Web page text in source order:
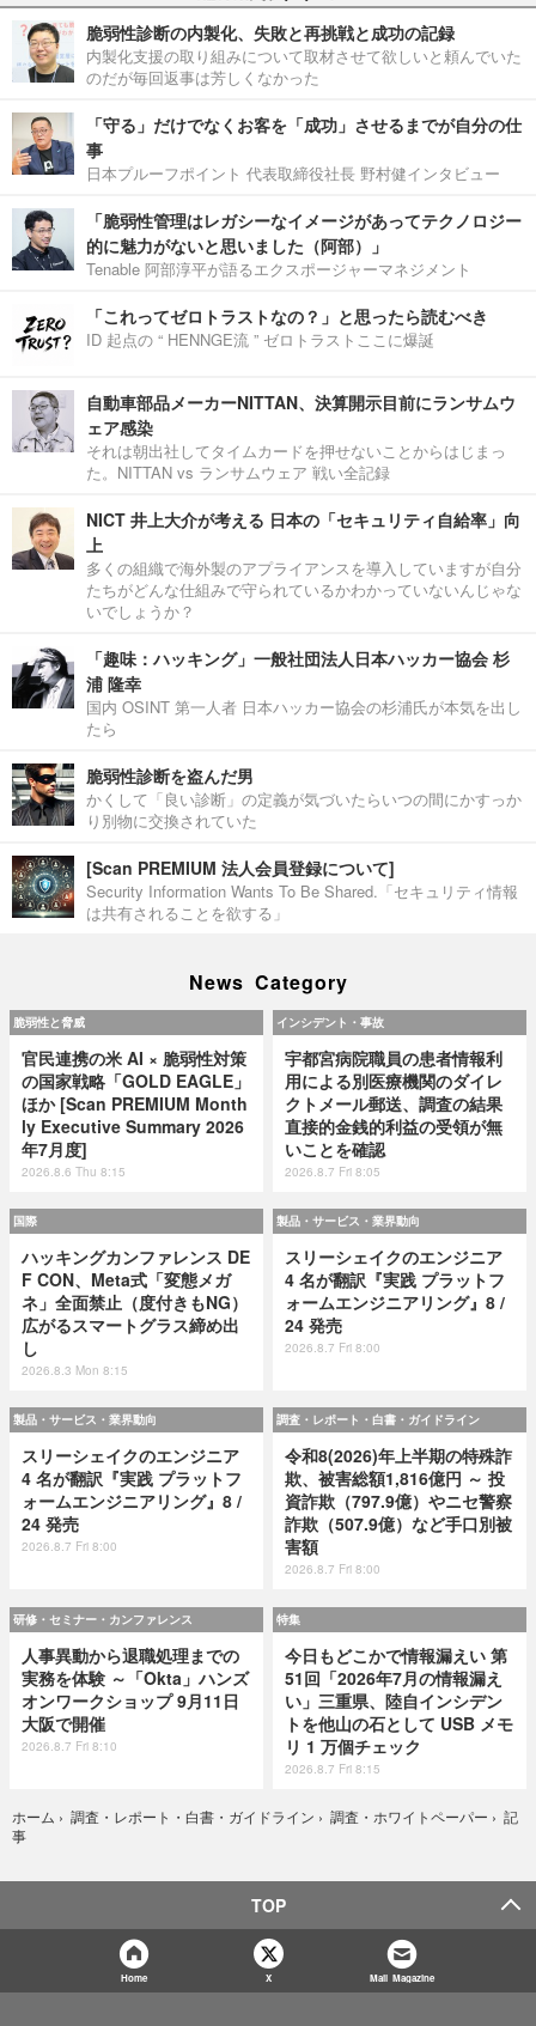
脆弱性診断の内製化、失敗と再挑戦と成功の記録
内製化支援の取り組みについて取材させて欲しいと頼んでいた
のだが毎回返事は芳しくなかった
「守る」だけでなくお客を「成功」させるまでが自分の仕
事
日本プルーフポイント 代表取締役社長 野村健インタビュー
「脆弱性管理はレガシーなイメージがあってテクノロジー
的に魅力がないと思いました（阿部）」
Tenable 阿部淳平が語るエクスポージャーマネジメント
「これってゼロトラストなの？」と思ったら読むべき
ID 起点の “ HENNGE流 ” ゼロトラストここに爆誕
自動車部品メーカーNITTAN、決算開示目前にランサムウ
ェア感染
それは朝出社してタイムカードを押せないことからはじまっ
た。NITTAN vs ランサムウェア 戦い全記録
NICT 井上大介が考える 日本の「セキュリティ自給率」向
上
多くの組織で海外製のアプライアンスを導入していますが自分
たちがどんな仕組みで守られているかわかっていないんじゃな
いでしょうか？
「趣味：ハッキング」一般社団法人日本ハッカー協会 杉
浦 隆幸
国内 OSINT 第一人者 日本ハッカー協会の杉浦氏が本気を出し
たら
脆弱性診断を盗んだ男
かくして「良い診断」の定義が気づいたらいつの間にかすっか
り別物に交換されていた
[Scan PREMIUM 法人会員登録について]
Security Information Wants To Be Shared.「セキュリティ情報
は共有されることを欲する」
News Category
脆弱性と脅威
官民連携の米 AI × 脆弱性対策
の国家戦略「GOLD EAGLE」
ほか [Scan PREMIUM Month
ly Executive Summary 2026
年7月度]
2026.8.6 Thu 8:15
インシデント・事故
宇都宮病院職員の患者情報利
用による別医療機関のダイレ
クトメール郵送、調査の結果
直接的金銭的利益の受領が無
いことを確認
2026.8.7 Fri 8:05
国際
ハッキングカンファレンス DE
F CON、Meta式「変態メガ
ネ」全面禁止（度付きもNG）
広がるスマートグラス締め出
し
2026.8.3 Mon 8:15
製品・サービス・業界動向
スリーシェイクのエンジニア
4 名が翻訳『実践 プラットフ
ォームエンジニアリング』8 /
24 発売
2026.8.7 Fri 8:00
製品・サービス・業界動向
スリーシェイクのエンジニア
4 名が翻訳『実践 プラットフ
ォームエンジニアリング』8 /
24 発売
2026.8.7 Fri 8:00
調査・レポート・白書・ガイドライン
令和8(2026)年上半期の特殊詐
欺、被害総額1,816億円 ～ 投
資詐欺（797.9億）やニセ警察
詐欺（507.9億）など手口別被
害額
2026.8.7 Fri 8:00
研修・セミナー・カンファレンス
人事異動から退職処理までの
実務を体験 ～「Okta」ハンズ
オンワークショップ 9月11日
大阪で開催
2026.8.7 Fri 8:10
特集
今日もどこかで情報漏えい 第
51回「2026年7月の情報漏え
い」三重県、陸自インシデン
トを他山の石として USB メモ
リ 1 万個チェック
2026.8.7 Fri 8:15
ホーム › 調査・レポート・白書・ガイドライン › 調査・ホワイトペーパー › 記
事
TOP
Home X Mail Magazine